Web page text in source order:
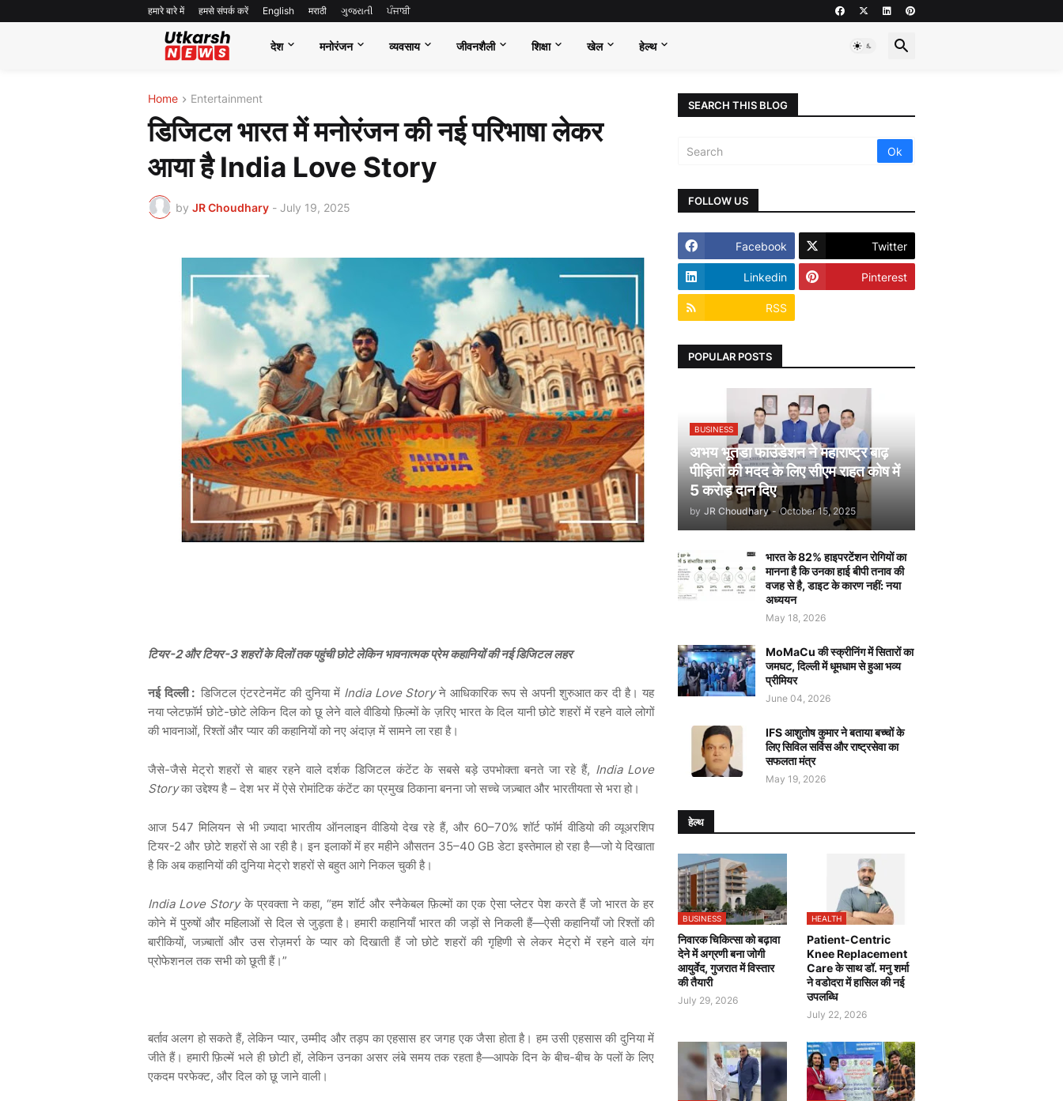
हमारे बारे में हमसे संपर्क करें English मराठी ગુજરાતી ਪੰਜਾਬੀ
देश मनोरंजन व्यवसाय जीवनशैली शिक्षा खेल हेल्थ
Home Entertainment
डिजिटल भारत में मनोरंजन की नई परिभाषा लेकर
आया है India Love Story
by JR Choudhary - July 19, 2025
टियर-2 और टियर-3 शहरों के दिलों तक पहुंची छोटे लेकिन भावनात्मक प्रेम कहानियों की नई डिजिटल लहर
नई दिल्ली: डिजिटल एंटरटेनमेंट की दुनिया में India Love Story ने आधिकारिक रूप से अपनी शुरुआत कर दी है। यह
नया प्लेटफ़ॉर्म छोटे-छोटे लेकिन दिल को छू लेने वाले वीडियो फ़िल्मों के ज़रिए भारत के दिल यानी छोटे शहरों में रहने वाले लोगों
की भावनाओं, रिश्तों और प्यार की कहानियों को नए अंदाज़ में सामने ला रहा है।
जैसे-जैसे मेट्रो शहरों से बाहर रहने वाले दर्शक डिजिटल कंटेंट के सबसे बड़े उपभोक्ता बनते जा रहे हैं, India Love
Storyका उद्देश्य है– देश भर में ऐसे रोमांटिक कंटेंट का प्रमुख ठिकाना बनना जो सच्चे जज़्बात और भारतीयता से भरा हो।
आज 547मिलियन से भी ज़्यादा भारतीय ऑनलाइन वीडियो देख रहे हैं, और60–70%शॉर्ट फॉर्म वीडियो की व्यूअरशिप
टियर-2और छोटे शहरों से आ रही है। इन इलाकों में हर महीने औसतन35–40 GBडेटा इस्तेमाल हो रहा है—जो ये दिखाता
है कि अब कहानियों की दुनिया मेट्रो शहरों से बहुत आगे निकल चुकी है।
India Love Story के प्रवक्ता ने कहा, “हम शॉर्ट और स्नैकेबल फ़िल्मों का एक ऐसा प्लेटर पेश करते हैं जो भारत के हर
कोने में पुरुषों और महिलाओं से दिल से जुड़ता है। हमारी कहानियाँ भारत की जड़ों से निकली हैं—ऐसी कहानियाँ जो रिश्तों की
बारीकियों, जज़्बातों और उस रोज़मर्रा के प्यार को दिखाती हैं जो छोटे शहरों की गृहिणी से लेकर मेट्रो में रहने वाले यंग
प्रोफेशनल तक सभी को छूती हैं।”
बर्ताव अलग हो सकते हैं,लेकिन प्यार,उम्मीद और तड़प का एहसास हर जगह एक जैसा होता है। हम उसी एहसास की दुनिया में
जीते हैं। हमारी फ़िल्में भले ही छोटी हों, लेकिन उनका असर लंबे समय तक रहता है—आपके दिन के बीच-बीच के पलों के लिए
एकदम परफेक्ट, और दिल को छू जाने वाली।
SEARCH THIS BLOG
FOLLOW US
Facebook Twitter
Linkedin Pinterest
RSS
POPULAR POSTS
BUSINESS
अभय भूतडा फाउंडेशन ने महाराष्ट्र बाढ़
पीड़ितों की मदद के लिए सीएम राहत कोष में
5 करोड़ दान दिए
by JR Choudhary - October 15, 2025
भारत के 82% हाइपरटेंशन रोगियों का
मानना है कि उनका हाई बीपी तनाव की
वजह से है, डाइट के कारण नहीं: नया
अध्ययन
May 18, 2026
MoMaCu की स्क्रीनिंग में सितारों का
जमघट, दिल्ली में धूमधाम से हुआ भव्य
प्रीमियर
June 04, 2026
IFS आशुतोष कुमार ने बताया बच्चों के
लिए सिविल सर्विस और राष्ट्रसेवा का
सफलता मंत्र
May 19, 2026
हेल्थ
BUSINESS
निवारक चिकित्सा को बढ़ावा
देने में अग्रणी बना जोगी
आयुर्वेद, गुजरात में विस्तार
की तैयारी
July 29, 2026
HEALTH
Patient-Centric
Knee Replacement
Care के साथ डॉ. मनु शर्मा
ने वडोदरा में हासिल की नई
उपलब्धि
July 22, 2026